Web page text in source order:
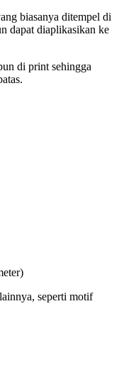
biasanya ditempel di
dapat diaplikasikan ke
di print sehingga
seperti motif